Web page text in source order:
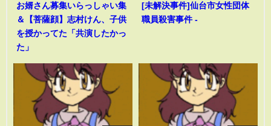
お婿さん募集いらっしゃい集
＆【菩薩顔】志村けん、子供
を授かってた「共演したかっ
た」
[未解決事件]仙台市女性団体
職員殺害事件 -